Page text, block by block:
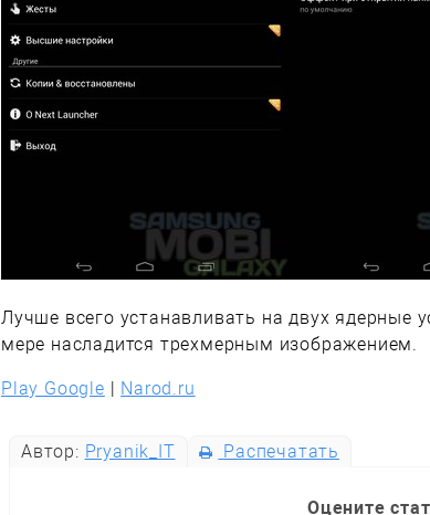
Лучше всего устанавливать на двух ядерные
мере насладится трехмерным изображением.
Play Google | Narod.ru
Автор: Pryanik_IT Распечатать
Оцените